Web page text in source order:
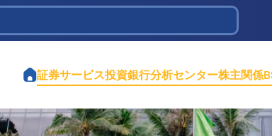
証券サービス投資銀行分析センター株主関係